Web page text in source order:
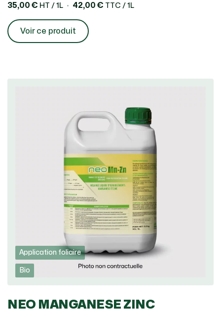
35,00 € HT / 1L 42,00 € TTC / 1L
Voir ce produit
Application foliaire
Bio
NEO MANGANESE ZINC